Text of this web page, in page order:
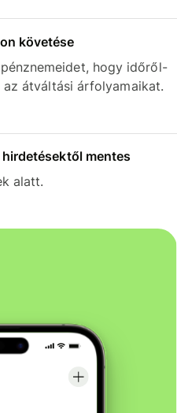
követése
hogy időről-
átváltási árfolyamaikat.
mentes
alatt.